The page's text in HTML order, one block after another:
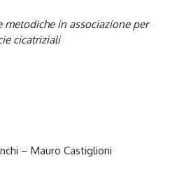
metodiche in associazione per
cicatriziali
– Mauro Castiglioni